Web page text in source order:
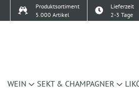
Produktsortiment
5.000 Artikel
Lieferzeit
2-3 Tage
WEIN SEKT & CHAMPAGNER